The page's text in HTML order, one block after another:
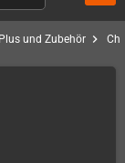
und Zubehör chevron_right